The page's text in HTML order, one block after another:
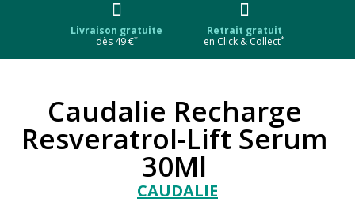
Livraison gratuite
dès 49 €*
Retrait gratuit
en Click & Collect*
Caudalie Recharge
Resveratrol-Lift Serum
30Ml
CAUDALIE